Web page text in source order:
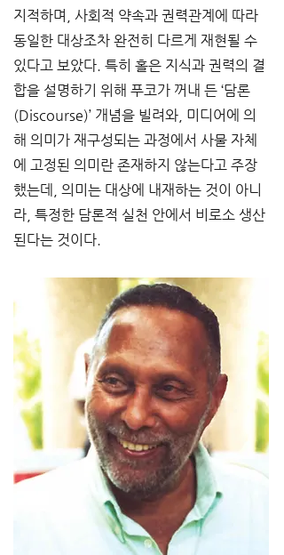
지적하며, 사회적 약속과 권력관계에 따라
동일한 대상조차 완전히 다르게 재현될 수
있다고 보았다. 특히 홀은 지식과 권력의 결
합을 설명하기 위해 푸코가 꺼내 든 ‘담론
(Discourse)’ 개념을 빌려와, 미디어에 의
해 의미가 재구성되는 과정에서 사물 자체
에 고정된 의미란 존재하지 않는다고 주장
했는데, 의미는 대상에 내재하는 것이 아니
라, 특정한 담론적 실천 안에서 비로소 생산
된다는 것이다.